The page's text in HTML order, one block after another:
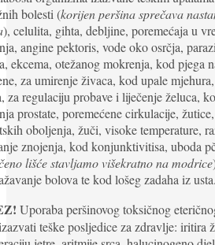
bolesti (korijen peršina sprečava
), celulita, gihta, debljine, poremećaja u
angine pektoris, vode oko osrčja,
ekcema, otežanog mokrenja, kod pjega
za umirenje živaca, kod upale
za regulaciju probave i liječenje želuca,
prostate, poremećene cirkulacije,
oboljenja, žuči, visoke temperature,
znojenja, kod konjunktivitisa, uboda
lišće stavljamo višekratno na modrice
bolova te kod lošeg zadaha iz usta.
Uporaba peršinovog toksičnog
teške posljedice za zdravlje: iritira